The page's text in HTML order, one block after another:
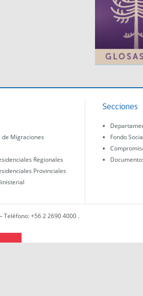
de Migraciones
Regionales
Provinciales
Secciones
Fondo
Teléfono: +56 2 2690 4000 .